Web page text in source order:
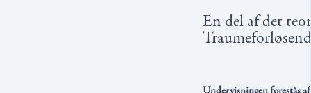
En del af det